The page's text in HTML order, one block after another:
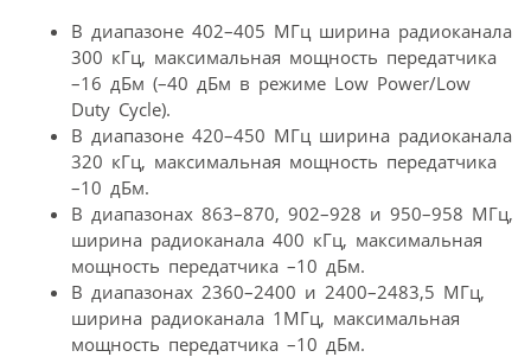
В диапазоне 402–405 МГц ширина радиоканала
300 кГц, максимальная мощность передатчика
–16 дБм (–40 дБм в режиме Low Power/Low
Duty Cycle).
В диапазоне 420–450 МГц ширина радиоканала
320 кГц, максимальная мощность передатчика
–10 дБм.
В диапазонах 863–870, 902–928 и 950–958 МГц,
ширина радиоканала 400 кГц, максимальная
мощность передатчика –10 дБм.
В диапазонах 2360–2400 и 2400–2483,5 МГц,
ширина радиоканала 1МГц, максимальная
мощность передатчика –10 дБм.